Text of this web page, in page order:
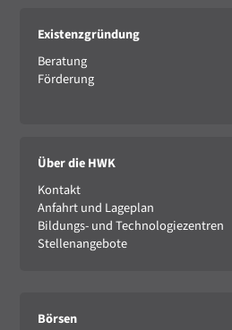
Existenzgründung
Beratung
Förderung
Über die HWK
Kontakt
Anfahrt und Lageplan
Bildungs- und Technologiezentren
Stellenangebote
Börsen